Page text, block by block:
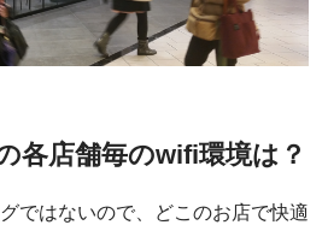
各店舗毎のwifi環境は？
ではないので、どこのお店で快適